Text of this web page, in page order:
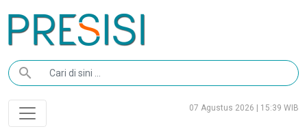
search
07 Agustus 2026 | 15:39 WIB